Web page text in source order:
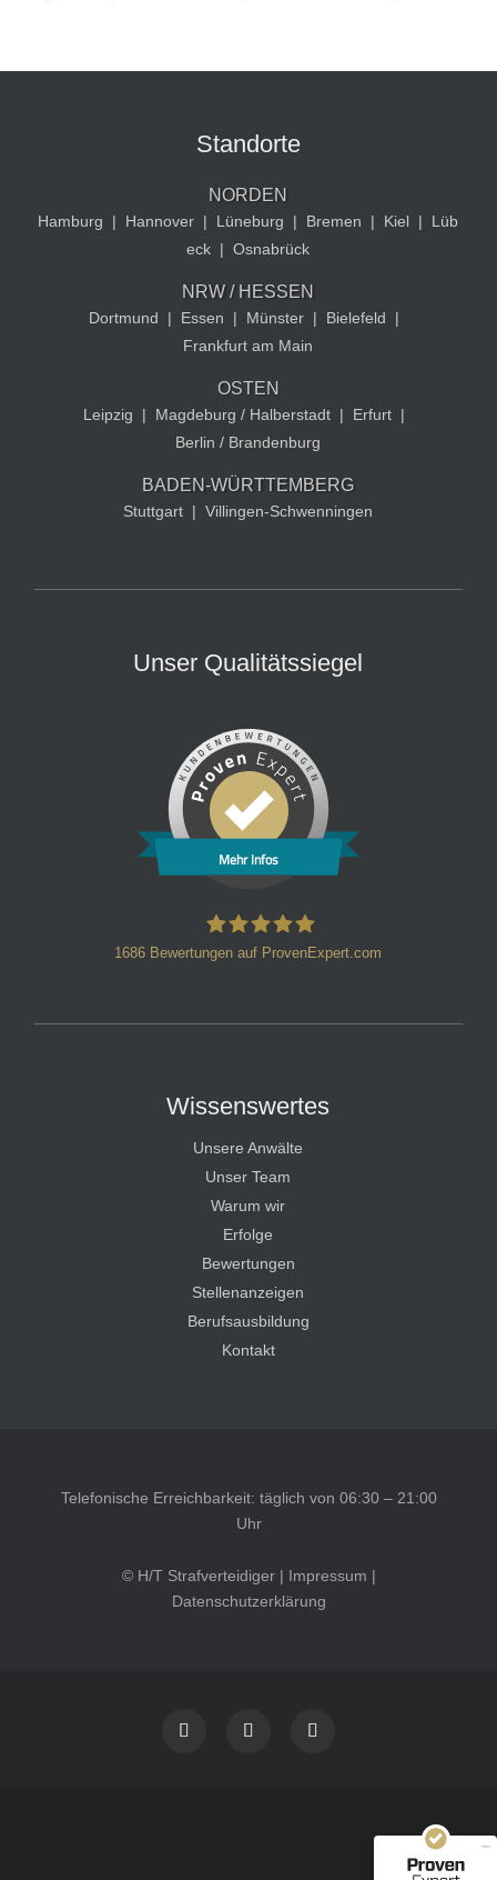
Standorte
NORDEN
Hamburg | Hannover | Lüneburg | Bremen | Kiel |
Lüb
eck | Osnabrück
NRW / HESSEN
Dortmund | Essen | Münster | Bielefeld
|
Frankfurt am Main
OSTEN
Leipzig | Magdeburg / Halberstadt | Erfurt |
Berlin / Brandenburg
BADEN-WÜRTTEMBERG
Stuttgart | Villingen-Schwenningen
Unser Qualitätssiegel
Mehr Infos
1686 Bewertungen auf ProvenExpert.com
Wissenswertes
Unsere Anwälte
Unser Team
Warum wir
Erfolge
Bewertungen
Stellenanzeigen
Berufsausbildung
Kontakt
Telefonische Erreichbarkeit: täglich von 06:30 – 21:00
Uhr
© H/T Strafverteidiger | Impressum |
Datenschutzerklärung
40